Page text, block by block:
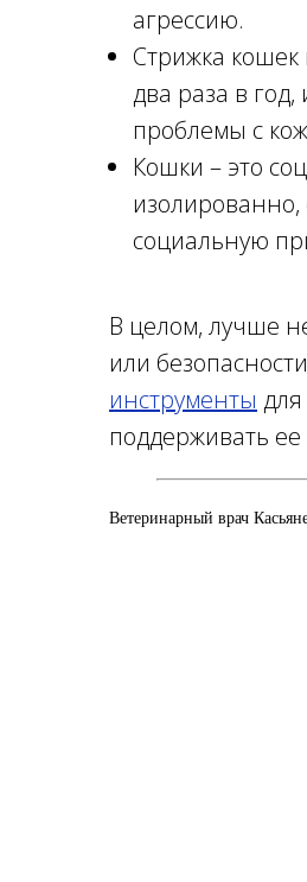
агрессию.
Стрижка
два раза в
проблемы с
Кошки – это
социальную
В целом, лучше
или
инструменты
поддерживать
Ветеринарный врач